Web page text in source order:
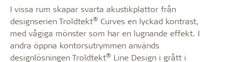
I vissa rum skapar svarta akustikplattor från
designserien Troldtekt® Curves en lyckad kontrast,
med vågiga mönster som har en lugnande effekt. I
andra öppna kontorsutrymmen används
designlösningen Troldtekt® Line Design i grått i